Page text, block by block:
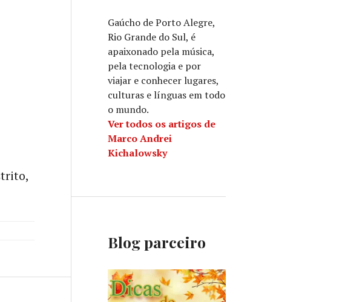
Gaúcho de Porto Alegre,
Rio Grande do Sul, é
apaixonado pela música,
pela tecnologia e por
viajar e conhecer lugares,
culturas e línguas em todo
o mundo.
Ver todos os artigos de
Marco Andrei
Kichalowsky
Blog parceiro